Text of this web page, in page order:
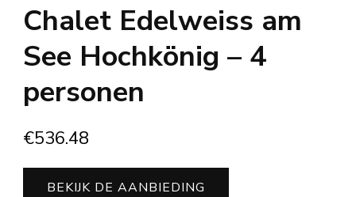
Chalet Edelweiss am
See Hochkönig – 4
personen
€536.48
BEKIJK DE AANBIEDING